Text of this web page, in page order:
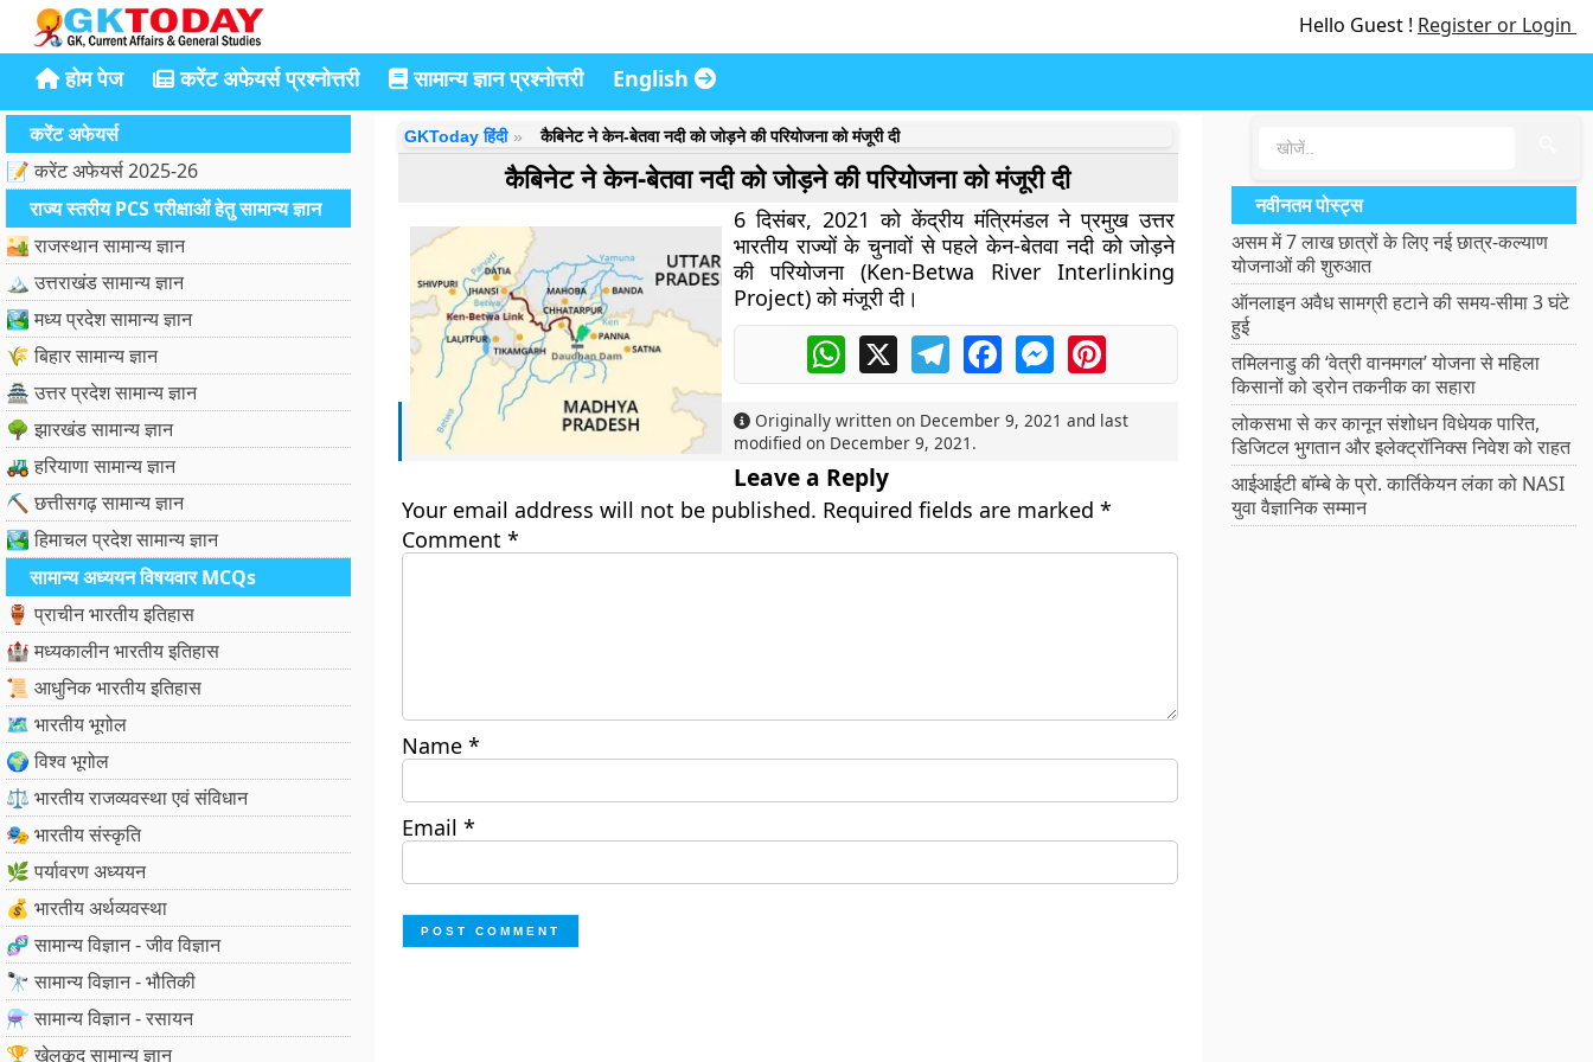
Hello Guest ! Register or Login
होम पेज करेंट अफेयर्स प्रश्नोत्तरी सामान्य ज्ञान प्रश्नोत्तरी English
करेंट अफेयर्स
📝 करेंट अफेयर्स 2025-26
राज्य स्तरीय PCS परीक्षाओं हेतु सामान्य ज्ञान
🏜️ राजस्थान सामान्य ज्ञान
🏔️ उत्तराखंड सामान्य ज्ञान
🏞️ मध्य प्रदेश सामान्य ज्ञान
🌾 बिहार सामान्य ज्ञान
🏯 उत्तर प्रदेश सामान्य ज्ञान
🌳 झारखंड सामान्य ज्ञान
🚜 हरियाणा सामान्य ज्ञान
⛏️ छत्तीसगढ़ सामान्य ज्ञान
🏞️ हिमाचल प्रदेश सामान्य ज्ञान
सामान्य अध्ययन विषयवार MCQs
🏺 प्राचीन भारतीय इतिहास
🏰 मध्यकालीन भारतीय इतिहास
📜 आधुनिक भारतीय इतिहास
🗺️ भारतीय भूगोल
🌍 विश्व भूगोल
⚖️ भारतीय राजव्यवस्था एवं संविधान
🎭 भारतीय संस्कृति
🌿 पर्यावरण अध्ययन
💰 भारतीय अर्थव्यवस्था
🧬 सामान्य विज्ञान - जीव विज्ञान
🔭 सामान्य विज्ञान - भौतिकी
⚗️ सामान्य विज्ञान - रसायन
🏆 खेलकूद सामान्य ज्ञान
GKToday हिंदी कैबिनेट ने केन-बेतवा नदी को जोड़ने की परियोजना को मंजूरी दी
कैबिनेट ने केन-बेतवा नदी को जोड़ने की परियोजना को मंजूरी दी
6 दिसंबर, 2021 को केंद्रीय मंत्रिमंडल ने प्रमुख उत्तर
भारतीय राज्यों के चुनावों से पहले केन-बेतवा नदी को जोड़ने
की परियोजना (Ken-Betwa River Interlinking
Project) को मंजूरी दी।
WhatsApp
X TelegramFacebookMessengerPinterest
Originally written on December 9, 2021 and last
modified on December 9, 2021 .
Leave a Reply
Your email address will not be published. Required fields are marked *
Comment *
Name *
Email *
नवीनतम पोस्ट्स
असम में 7 लाख छात्रों के लिए नई छात्र-कल्याण
योजनाओं की शुरुआत
ऑनलाइन अवैध सामग्री हटाने की समय-सीमा 3 घंटे
हुई
तमिलनाडु की ‘वेत्री वानमगल’ योजना से महिला
किसानों को ड्रोन तकनीक का सहारा
लोकसभा से कर कानून संशोधन विधेयक पारित,
डिजिटल भुगतान और इलेक्ट्रॉनिक्स निवेश को राहत
आईआईटी बॉम्बे के प्रो. कार्तिकेयन लंका को NASI
युवा वैज्ञानिक सम्मान